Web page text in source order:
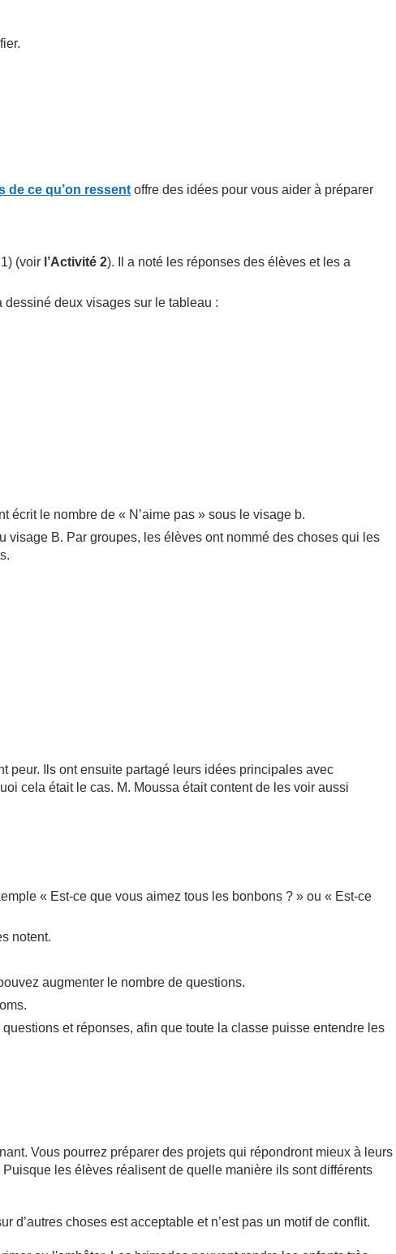
de ce qu’on ressent offre des idées pour vous aider à préparer
(voir l’Activité 2). Il a noté les réponses des élèves et les a
deux visages sur le tableau :
écrit le nombre de « N’aime pas » sous le visage b.
visage B. Par groupes, les élèves ont nommé des choses qui les
peur. Ils ont ensuite partagé leurs idées principales avec
cela était le cas. M. Moussa était content de les voir aussi
« Est-ce que vous aimez tous les bonbons ? » ou « Est-ce
notent.
augmenter le nombre de questions.
et réponses, afin que toute la classe puisse entendre les
Vous pourrez préparer des projets qui répondront mieux à leurs
les élèves réalisent de quelle manière ils sont différents
d’autres choses est acceptable et n’est pas un motif de conflit.